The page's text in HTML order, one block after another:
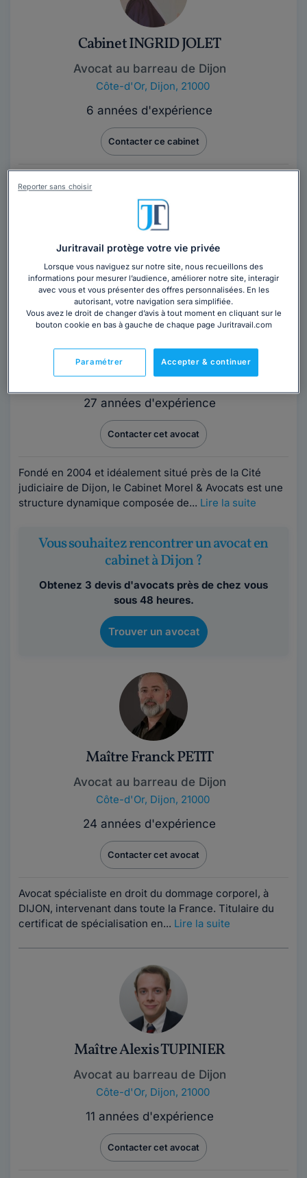
Cabinet INGRID JOLET
Avocat au barreau de Dijon
Côte-d'Or, Dijon, 21000
6 années d'expérience
Contacter ce cabinet
pour apporter des solutions concrètes dans les
domaines suivants : Droit...
Lire la suite
Maître Jean-Philippe MOREL
Avocat au barreau de Dijon
Côte-d'Or, Dijon, 21000
27 années d'expérience
Contacter cet avocat
Fondé en 2004 et idéalement situé près de la Cité
judiciaire de Dijon, le Cabinet Morel & Avocats est une
structure dynamique composée de... Lire la suite
Vous souhaitez rencontrer un avocat en
cabinet à Dijon ?
Obtenez 3 devis d'avocats près de chez vous
sous 48 heures.
Trouver un avocat
Maître Franck PETIT
Avocat au barreau de Dijon
Côte-d'Or, Dijon, 21000
24 années d'expérience
Contacter cet avocat
Avocat spécialiste en droit du dommage corporel, à
DIJON, intervenant dans toute la France. Titulaire du
certificat de spécialisation en... Lire la suite
Maître Alexis TUPINIER
Avocat au barreau de Dijon
Côte-d'Or, Dijon, 21000
11 années d'expérience
Contacter cet avocat
Juritravail protège votre vie privée
Lorsque vous naviguez sur notre site, nous recueillons des
informations pour mesurer l’audience, améliorer notre site, interagir
avec vous et vous présenter des offres personnalisées. En les
autorisant, votre navigation sera simplifiée.
Vous avez le droit de changer d’avis à tout moment en cliquant sur le
bouton cookie en bas à gauche de chaque page Juritravail.com
Accepter & continuer
Paramétrer
Reporter sans choisir